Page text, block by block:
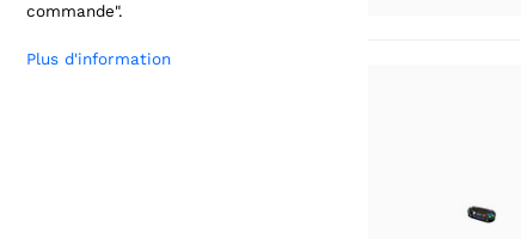
commande".
Plus d'information